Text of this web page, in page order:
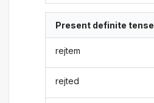
Present definite tense
rejtem
rejted